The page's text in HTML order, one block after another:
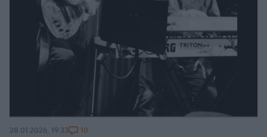
28.01.2026, 19:33 10